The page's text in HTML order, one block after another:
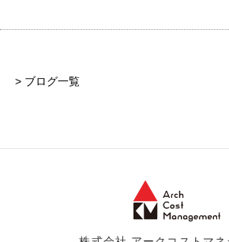
> ブログ一覧